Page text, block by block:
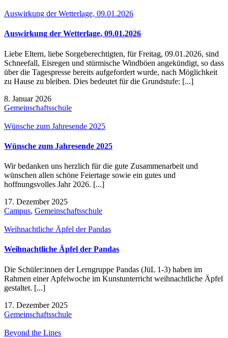
Auswirkung der Wetterlage, 09.01.2026
Auswirkung der Wetterlage, 09.01.2026
Liebe Eltern, liebe Sorgeberechtigten, für Freitag, 09.01.2026, sind
Schneefall, Eisregen und stürmische Windböen angekündigt, so dass
über die Tagespresse bereits aufgefordert wurde, nach Möglichkeit
zu Hause zu bleiben. Dies bedeutet für die Grundstufe: [...]
8. Januar 2026
Gemeinschaftsschule
Wünsche zum Jahresende 2025
Wünsche zum Jahresende 2025
Wir bedanken uns herzlich für die gute Zusammenarbeit und
wünschen allen schöne Feiertage sowie ein gutes und
hoffnungsvolles Jahr 2026. [...]
17. Dezember 2025
Campus, Gemeinschaftsschule
Weihnachtliche Äpfel der Pandas
Weihnachtliche Äpfel der Pandas
Die Schüler:innen der Lerngruppe Pandas (JüL 1-3) haben im
Rahmen einer Apfelwoche im Kunstunterricht weihnachtliche Äpfel
gestaltet. [...]
17. Dezember 2025
Gemeinschaftsschule
Beyond the Lines